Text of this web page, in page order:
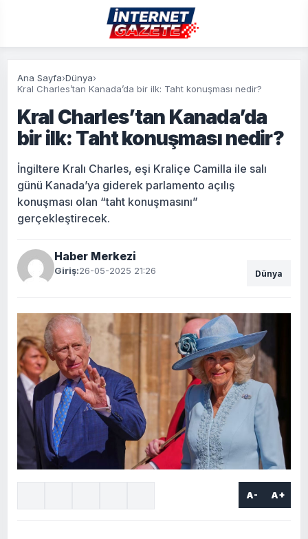
Ana Sayfa›Dünya›
Kral Charles’tan Kanada’da bir ilk: Taht konuşması nedir?
Kral Charles’tan Kanada’da
bir ilk: Taht konuşması nedir?
İngiltere Kralı Charles, eşi Kraliçe Camilla ile salı
günü Kanada’ya giderek parlamento açılış
konuşması olan “taht konuşmasını”
gerçekleştirecek.
Haber Merkezi
Giriş:26-05-2025 21:26 Dünya
A- A+